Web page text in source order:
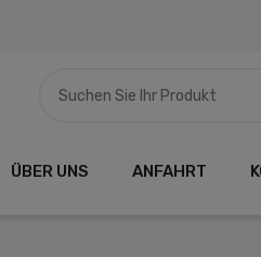
ÜBER UNS ANFAHRT